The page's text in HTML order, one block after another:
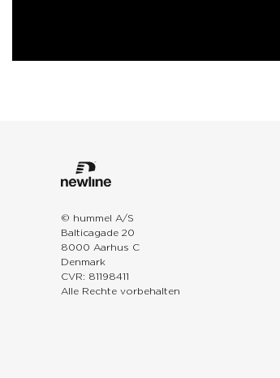
© hummel A/S
Balticagade 20
8000 Aarhus C
Denmark
CVR: 81198411
Alle Rechte vorbehalten